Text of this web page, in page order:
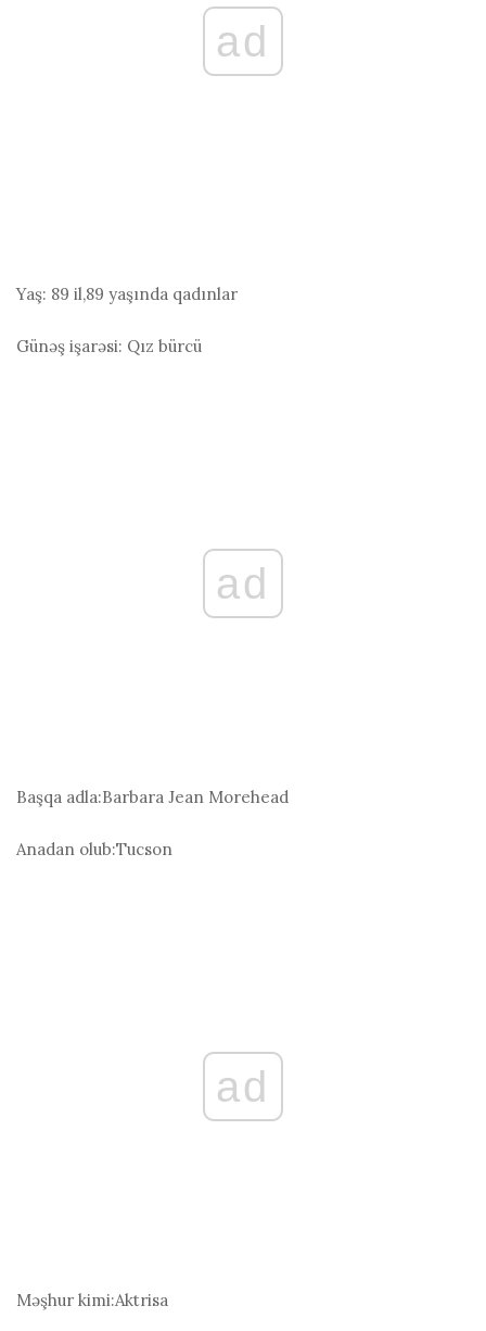
ad
Yaş: 89 il,89 yaşında qadınlar
Günəş işarəsi: Qız bürcü
ad
Başqa adla:Barbara Jean Morehead
Anadan olub:Tucson
ad
Məşhur kimi:Aktrisa